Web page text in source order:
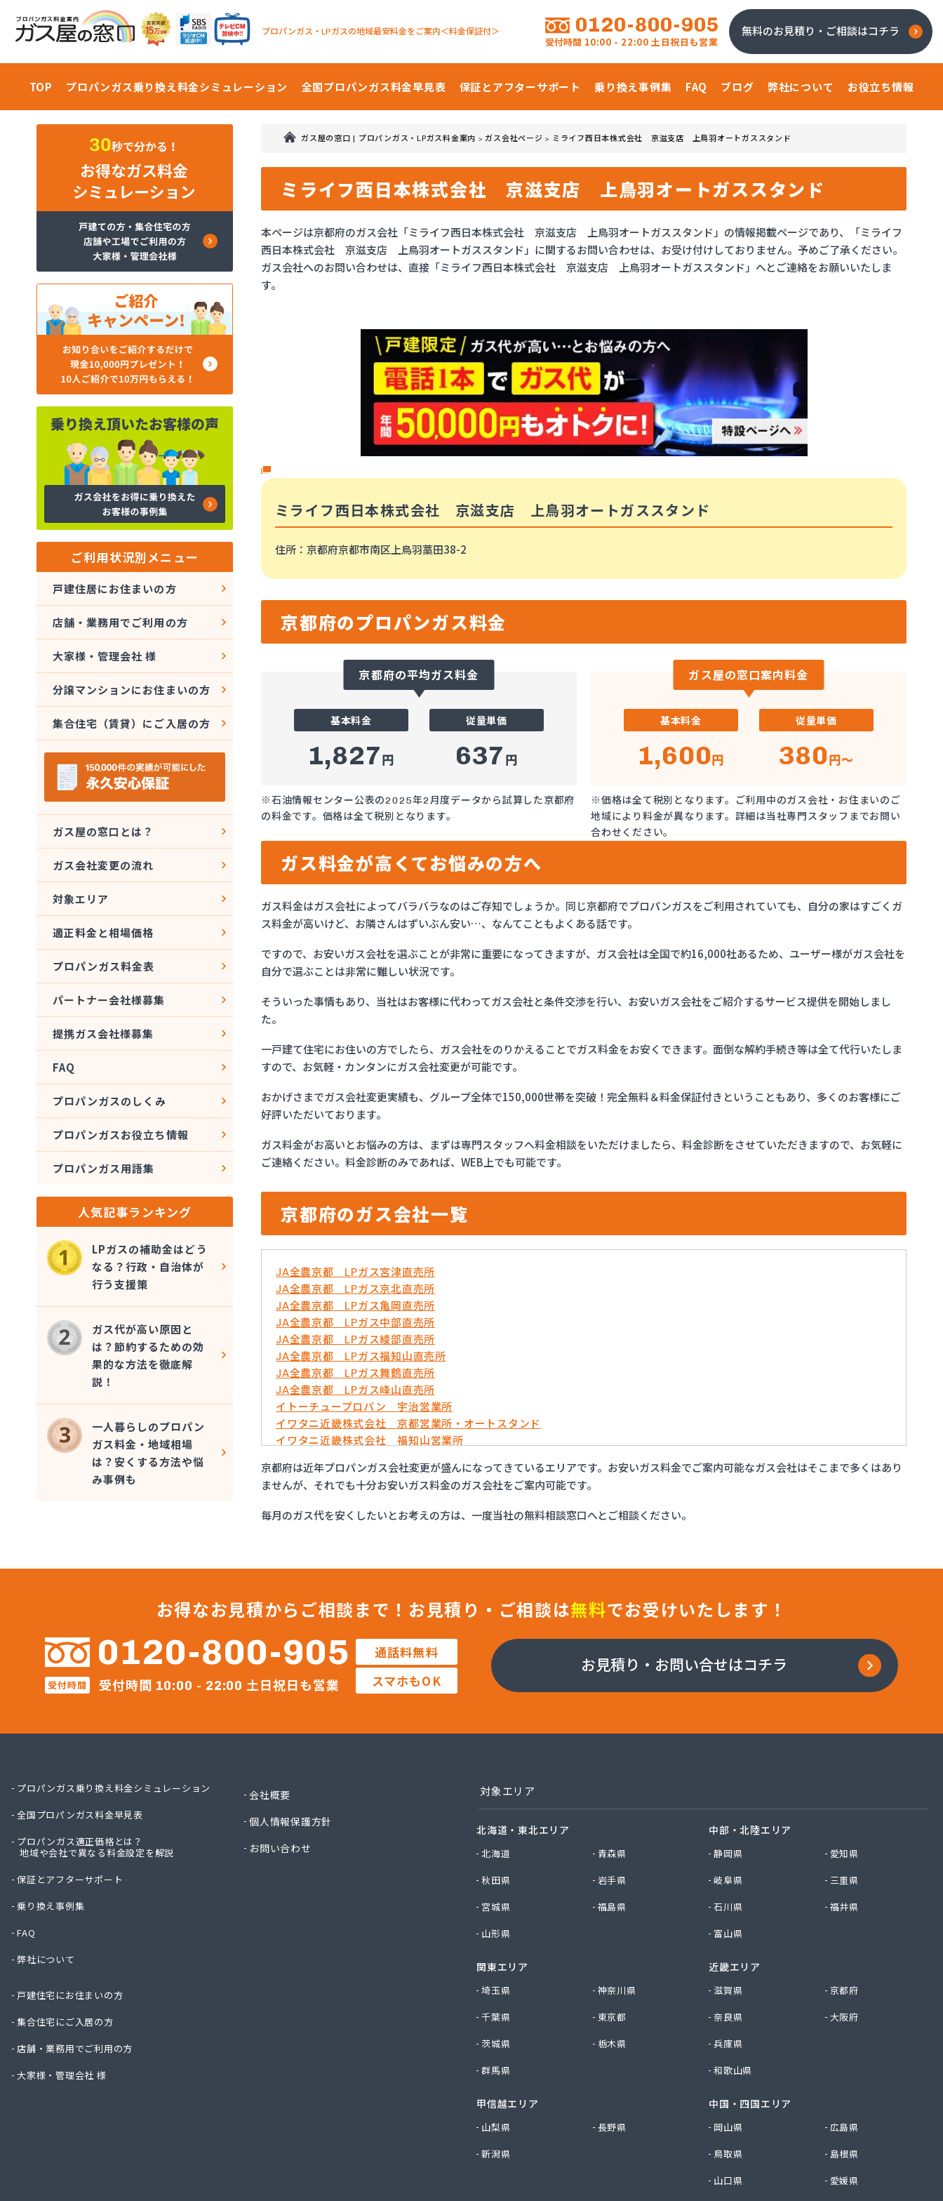
プロパンガス・LPガスの地域最安料金をご案内＜料金保証付＞ 0120-800-905
受付時間 10:00 - 22:00 土日祝日も営業
無料のお見積り・ご相談はコチラ
TOP プロパンガス乗り換え料金シミュレーション 全国プロパンガス料金早見表 保証とアフターサポート 乗り換え事例集 FAQ ブログ 弊社について お役立ち情報
ガス屋の窓口 | プロパンガス・LPガス料金案内 >ガス会社ページ > ミライフ西日本株式会社 京滋支店 上鳥羽オートガススタンド
ミライフ西日本株式会社 京滋支店 上鳥羽オートガススタンド
本ページは京都府のガス会社「ミライフ西日本株式会社 京滋支店 上鳥羽オートガススタンド」の情報掲載ページであり、「ミライフ
西日本株式会社 京滋支店 上鳥羽オートガススタンド」に関するお問い合わせは、お受け付けしておりません。予めご了承ください。
ガス会社へのお問い合わせは、直接「ミライフ西日本株式会社 京滋支店 上鳥羽オートガススタンド」へとご連絡をお願いいたしま
す。
ミライフ西日本株式会社 京滋支店 上鳥羽オートガススタンド
住所 ：京都府京都市南区上鳥羽藁田38-2
京都府のプロパンガス料金
京都府の平均ガス料金
基本料金
1,827円
従量単価
637 円
※石油情報センター公表の2025年2月度データから試算した京都府
の料金です。価格は全て税別となります。
ガス屋の窓口案内料金
基本料金
1,600円
従量単価
380円～
※価格は全て税別となります。ご利用中のガス会社・お住まいのご
地域により料金が異なります。詳細は当社専門スタッフまでお問い
合わせください。
ガス料金が高くてお悩みの方へ
ガス料金はガス会社によってバラバラなのはご存知でしょうか。同じ京都府でプロパンガスをご利用されていても、自分の家はすごくガ
ス料金が高いけど、お隣さんはずいぶん安い…、なんてこともよくある話です。
ですので、お安いガス会社を選ぶことが非常に重要になってきますが、ガス会社は全国で約16,000社あるため、ユーザー様がガス会社を
自分で選ぶことは非常に難しい状況です。
そういった事情もあり、当社はお客様に代わってガス会社と条件交渉を行い、お安いガス会社をご紹介するサービス提供を開始しまし
た。
一戸建て住宅にお住いの方でしたら、ガス会社をのりかえることでガス料金をお安くできます。面倒な解約手続き等は全て代行いたしま
すので、お気軽・カンタンにガス会社変更が可能です。
おかげさまでガス会社変更実績も、グループ全体で150,000世帯を突破！完全無料＆料金保証付きということもあり、多くのお客様にご
好評いただいております。
ガス料金がお高いとお悩みの方は、まずは専門スタッフへ料金相談をいただけましたら、料金診断をさせていただきますので、お気軽に
ご連絡ください。料金診断のみであれば、WEB上でも可能です。
京都府のガス会社一覧
JA全農京都 LPガス宮津直売所
JA全農京都 LPガス京北直売所
JA全農京都 LPガス亀岡直売所
JA全農京都 LPガス中部直売所
JA全農京都 LPガス綾部直売所
JA全農京都 LPガス福知山直売所
JA全農京都 LPガス舞鶴直売所
JA全農京都 LPガス峰山直売所
イトーチュープロパン 宇治営業所
イワタニ近畿株式会社 京都営業所・オートスタンド
イワタニ近畿株式会社 福知山営業所
ミライフ西日本株式会社 京滋支店 上鳥羽オートガススタンド
ヤサカ商事株式会社
ヤサカ商事株式会社 久世営業所
ヤサカ商事株式会社 山科営業所
株式会社ガストピア
株式会社ガスネット
株式会社キョウプロ
株式会社キョウプロ 京都支店
株式会社キョウプロ 城陽支店
株式会社モトイ
株式会社宮野商事
株式会社宮野商事
京都府LPガス協会（一般社団法人）・保安センター
京都府は近年プロパンガス会社変更が盛んになってきているエリアです。お安いガス料金でご案内可能なガス会社はそこまで多くはあり
ませんが、それでも十分お安いガス料金のガス会社をご案内可能です。
毎月のガス代を安くしたいとお考えの方は、一度当社の無料相談窓口へとご相談ください。
ご利用状況別メニュー
戸建住居にお住まいの方
店舗・業務用でご利用の方
大家様・管理会社 様
分譲マンションにお住まいの方
集合住宅（賃貸）にご入居の方
ガス屋の窓口とは？
ガス会社変更の流れ
対象エリア
適正料金と相場価格
プロパンガス料金表
パートナー会社様募集
提携ガス会社様募集
FAQ
プロパンガスのしくみ
プロパンガスお役立ち情報
プロパンガス用語集
人気記事ランキング
LPガスの補助金はどう
なる？行政・自治体が
行う支援策
ガス代が高い原因と
は？節約するための効
果的な方法を徹底解
説！
一人暮らしのプロパン
ガス料金・地域相場
は？安くする方法や悩
み事例も
お得なお見積からご相談まで！ お見積り・ご相談は無料でお受けいたします！
0120-800-905
受付時間 受付時間 10:00 - 22:00 土日祝日も営業
通話料無料
スマホもOK
お見積り・お問い合せはコチラ
プロパンガス乗り換え料金シミュレーション
全国プロパンガス料金早見表
プロパンガス適正価格とは？
地域や会社で異なる料金設定を解説
保証とアフターサポート
乗り換え事例集
FAQ
弊社について
戸建住宅にお住まいの方
集合住宅にご入居の方
店舗・業務用でご利用の方
大家様・管理会社 様
会社概要
個人情報保護方針
お問い合わせ
対象エリア
北海道・東北エリア
北海道
青森県
秋田県
岩手県
宮城県
福島県
山形県
関東エリア
埼玉県
神奈川県
千葉県
東京都
茨城県
栃木県
群馬県
甲信越エリア
山梨県
長野県
新潟県
中部・北陸エリア
静岡県
愛知県
岐阜県
三重県
石川県
福井県
富山県
近畿エリア
滋賀県
京都府
奈良県
大阪府
兵庫県
和歌山県
中国・四国エリア
岡山県
広島県
鳥取県
島根県
山口県
愛媛県